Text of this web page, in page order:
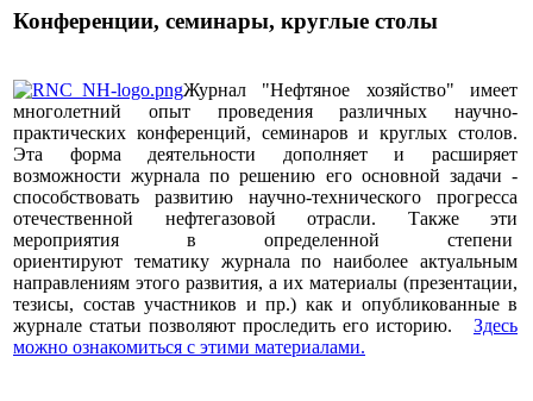
Конференции, семинары, круглые столы
Журнал "Нефтяное хозяйство" имеет
многолетний опыт проведения различных научно-
практических конференций, семинаров и круглых столов.
Эта форма деятельности дополняет и расширяет
возможности журнала по решению его основной задачи -
способствовать развитию научно-технического прогресса
отечественной нефтегазовой отрасли. Также эти
мероприятия в определенной степени
ориентируют тематику журнала по наиболее актуальным
направлениям этого развития, а их материалы (презентации,
тезисы, состав участников и пр.) как и опубликованные в
журнале статьи позволяют проследить его историю. Здесь
можно ознакомиться с этими материалами.